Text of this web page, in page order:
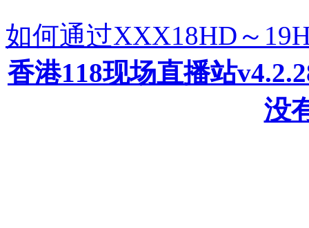
如何通过XXX18HD～
香港118现场直播站
没